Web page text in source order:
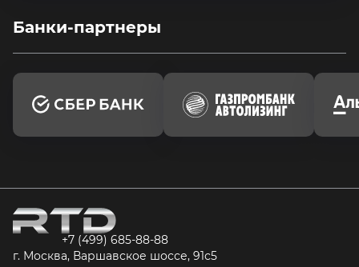
Банки-партнеры
+7 (499) 685-88-88
г. Москва, Варшавское шоссе, 91с5